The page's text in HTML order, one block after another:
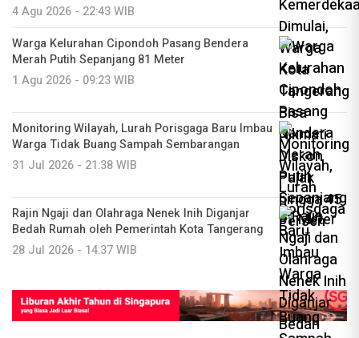
4 Agu 2026 - 22:43 WIB
Warga Kelurahan Cipondoh Pasang Bendera
Merah Putih Sepanjang 81 Meter
1 Agu 2026 - 09:23 WIB
Monitoring Wilayah, Lurah Porisgaga Baru Imbau
Warga Tidak Buang Sampah Sembarangan
31 Jul 2026 - 21:38 WIB
Rajin Ngaji dan Olahraga Nenek Inih Diganjar
Bedah Rumah oleh Pemerintah Kota Tangerang
28 Jul 2026 - 14:37 WIB